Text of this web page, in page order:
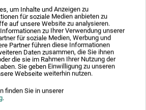
um Inhalte und Anzeigen zu
für soziale Medien anbieten zu
auf unsere Website zu analysieren.
zu Ihrer Verwendung unserer
für soziale Medien, Werbung und
Partner führen diese Informationen
Daten zusammen, die Sie ihnen
die sie im Rahmen Ihrer Nutzung der
Sie geben Einwilligung zu unseren
Webseite weiterhin nutzen.
finden Sie in unserer
.
Fotowechselrahmen zum Stellen zu
(0)
erste Bewertung zu diesem Produkt